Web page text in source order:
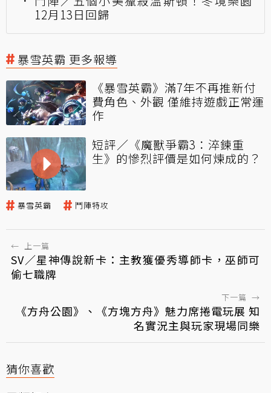
12月13日回歸
暴雪英霸 更多報導
《暴雪英霸》滿7年不再推新付
費角色、外觀 僅維持遊戲正常運
作
短評／《魔獸爭霸3：淬鍊重
生》的慘烈評價是如何煉成的？
暴雪英霸 鬥陣特攻
← 上一篇
SV／星神傳說新卡：主教獲優秀導師卡，巫師可
偷七職牌
下一篇 →
《方舟公園》、《方塊方舟》魅力席捲電玩展 知
名實況主與玩家現場同樂
猜你喜歡